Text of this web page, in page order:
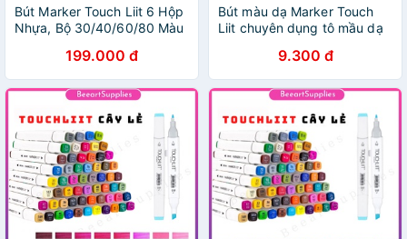
Bút Marker Touch Liit 6 Hộp
Nhựa, Bộ 30/40/60/80 Màu
199.000 đ
Bút màu dạ Marker Touch
Liit chuyên dụng tô mầu dạ
9.300 đ